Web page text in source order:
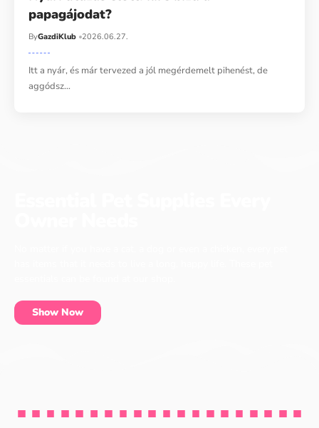
papagájodat?
ByGazdiKlub 2026.06.27.
Itt a nyár, és már tervezed a jól megérdemelt pihenést, de
aggódsz…
Show Now